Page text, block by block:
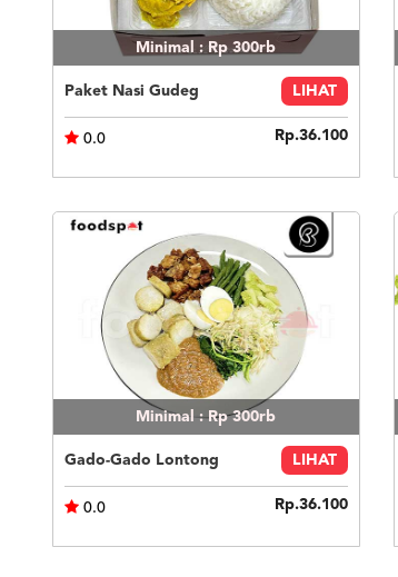
Minimal : Rp 300rb
Paket Nasi Gudeg LIHAT
0.0 Rp.36.100
Minimal : Rp 300rb
Gado-Gado Lontong LIHAT
0.0 Rp.36.100